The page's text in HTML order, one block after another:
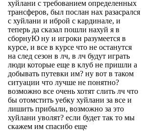
хуйлани с требованием определенных
трансферов, был послан нах разасрался
с хуйлани и иброй с кардинале, и
теперь да сказал пошли нахуй я в
сборнуЮ ну и игроки разумеется в
курсе, и все в курсе что не останутся
на след сезон в лч, в лч будут играть
люди которые еще в клуб не пришли а
добывать путевки им? ну вот в таком
ситуации что лучше не понятно?
возможно все очень хотят слить лч что
бы отомстить уебку хуйлани за все и
лишить прибыли, возможно за это
хуйлани уволят? если будет так то мы
скажем им спасибо еще